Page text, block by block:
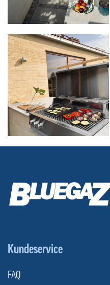
Kundeservice
FAQ